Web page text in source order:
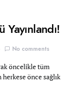
No comments
öncelikle tüm
önce sağlık